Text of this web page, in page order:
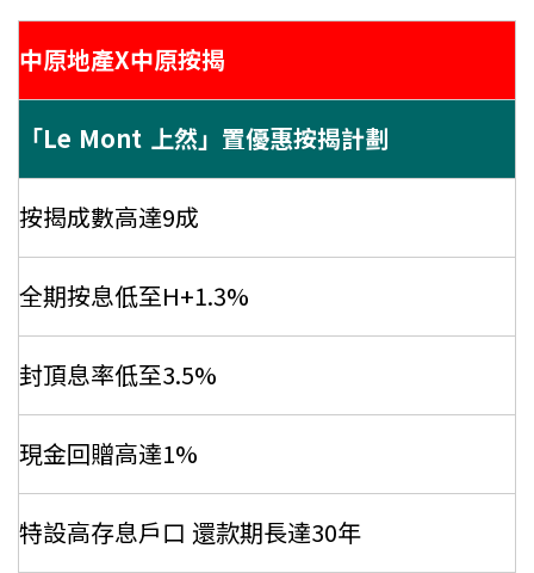
中原地產X中原按揭
「Le Mont 上然」置優惠按揭計劃
按揭成數高達9成
全期按息低至H+1.3%
封頂息率低至3.5%
現金回贈高達1%
特設高存息戶口 還款期長達30年